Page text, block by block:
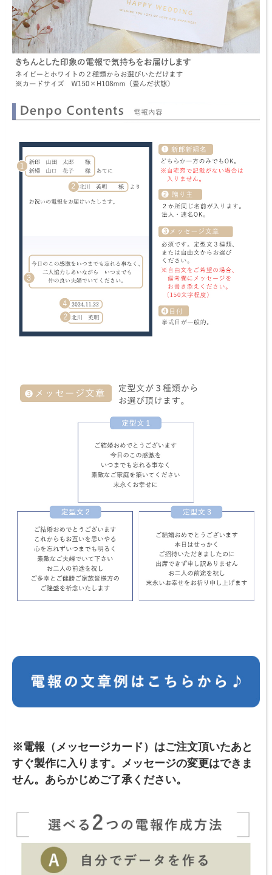
※電報（メッセージカード）はご注文頂いたあと
すぐ製作に入ります。 メッセージの変更はできま
せん。あらかじめご了承ください。